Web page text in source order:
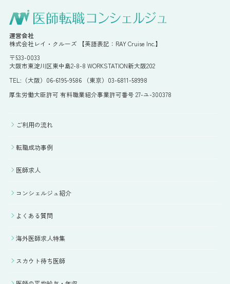
運営会社
株式会社レイ・クルーズ 【英語表記：RAY Cruise Inc.】
〒533-0033
大阪市東淀川区東中島2-8-8 WORKSTATION新大阪202
TEL:（大阪）06-6195-9586 （東京）03-6811-58998
厚生労働大臣許可 有料職業紹介事業許可番号 27-ユ-300378
ご利用の流れ
転職成功事例
医師求人
コンシェルジュ紹介
よくある質問
海外医師求人特集
スカウト待ち医師